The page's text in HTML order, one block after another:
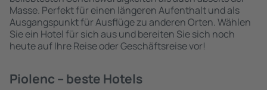
Masse. Perfekt für einen längeren Aufenthalt und als
Ausgangspunkt für Ausflüge zu anderen Orten. Wählen
Sie ein Hotel für sich aus und bereiten Sie sich noch
heute auf Ihre Reise oder Geschäftsreise vor!
Piolenc – beste Hotels